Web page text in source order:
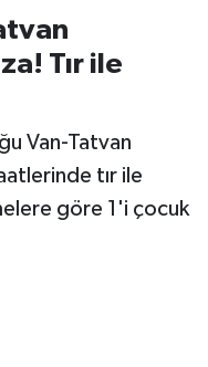
Tır ile
Van-Tatvan
tır ile
göre 1'i çocuk